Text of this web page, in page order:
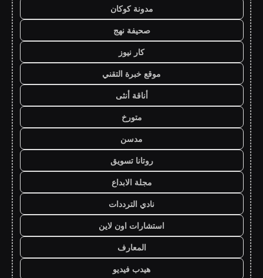
مدونة كوكان
صحيفة نهج
كار نيوز
موقع خبرة التقني
أناقة أنثى
متورخ
مدسن
روتانا تسويق
مجلة الابداع
نادي الترددات
استشارات اون لاين
المعارف
هيدب فيديو